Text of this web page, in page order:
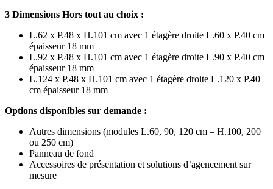
3 Dimensions Hors tout au choix :
L.62 x P.48 x H.101 cm avec 1 étagère droite L.60 x P.40 cm
épaisseur 18 mm
L.92 x P.48 x H.101 cm avec 1 étagère droite L.90 x P.40 cm
épaisseur 18 mm
L.124 x P.48 x H.101 cm avec 1 étagère droite L.120 x P.40
cm épaisseur 18 mm
Options disponibles sur demande :
Autres dimensions (modules L.60, 90, 120 cm – H.100, 200
ou 250 cm)
Panneau de fond
Accessoires de présentation et solutions d’agencement sur
mesure